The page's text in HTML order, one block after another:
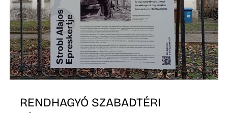
RENDHAGYÓ SZABADTÉRI